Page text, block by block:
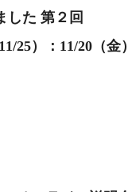
した 第２回
25）：11/20（金）